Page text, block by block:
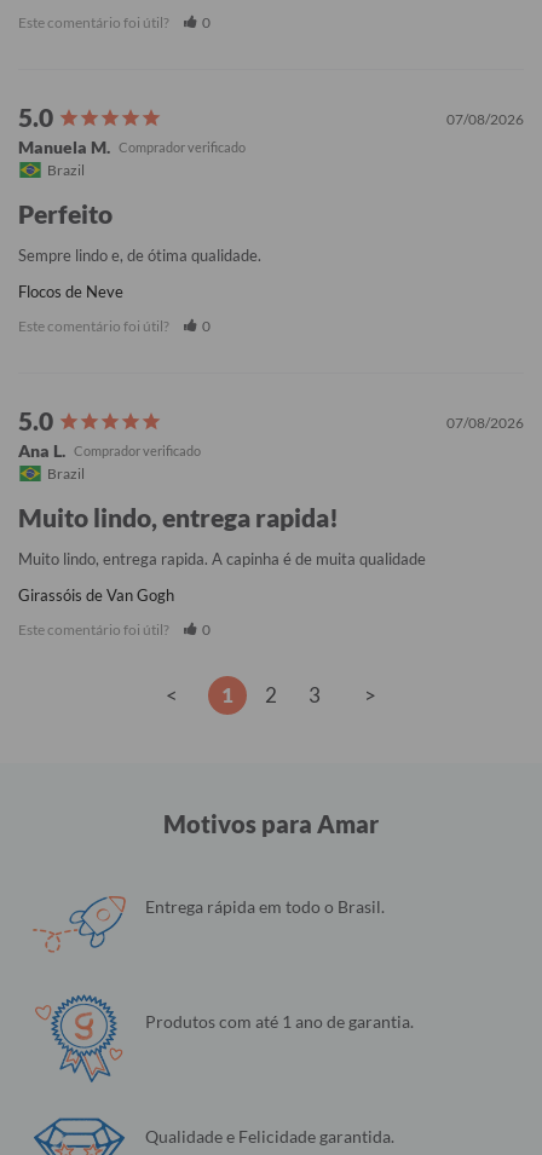
Este comentário foi útil? 0
07/08/2026
Manuela M.
Brazil
Perfeito
Sempre lindo e, de ótima qualidade.
Flocos de Neve
Este comentário foi útil? 0
07/08/2026
Ana L.
Brazil
Muito lindo, entrega rapida!
Muito lindo, entrega rapida. A capinha é de muita qualidade
Girassóis de Van Gogh
Este comentário foi útil? 0
< 1 2 3 >
Motivos para Amar
Entrega rápida em todo o Brasil.
Produtos com até 1 ano de garantia.
Qualidade e Felicidade garantida.